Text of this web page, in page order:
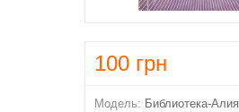
100 грн
Модель: Библиотека-Алия